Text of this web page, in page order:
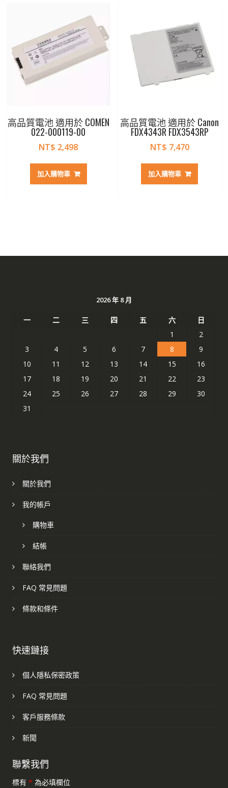
高品質電池 適用於 COMEN
022-000119-00
NT$ 2,498
加入購物車
高品質電池 適用於 Canon
FDX4343R FDX3543RP
NT$ 7,470
加入購物車
2026 年 8 月
一 二 三 四 五 六
日
1
2
3
4 5 6 7 8
9
10
11 12 13 14 15
16
17
18 19 20 21 22
23
24
25 26 27 28 29
30
31
關於我們
關於我們
我的帳戶
購物車
結帳
聯絡我們
FAQ 常見問題
條款和條件
快速鏈接
個人隱私保密政策
FAQ 常見問題
客戶服務條款
新聞
聯繫我們
標有 * 為必填欄位